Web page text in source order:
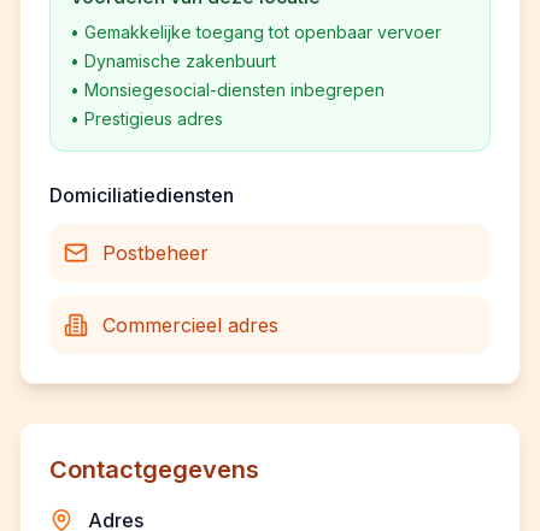
• Gemakkelijke toegang tot openbaar vervoer
• Dynamische zakenbuurt
• Monsiegesocial-diensten inbegrepen
• Prestigieus adres
Domiciliatiediensten
Postbeheer
Commercieel adres
Contactgegevens
Adres